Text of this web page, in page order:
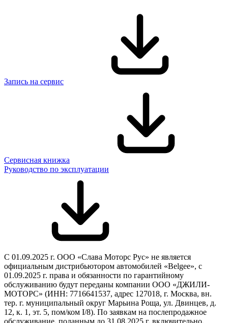
Запись на сервис
Сервисная книжка
Руководство по эксплуатации
С 01.09.2025 г. ООО «Слава Моторс Рус» не является
официальным дистрибьютором автомобилей «Belgee», с
01.09.2025 г. права и обязанности по гарантийному
обслуживанию будут переданы компании ООО «ДЖИЛИ-
МОТОРС» (ИНН: 7716641537, адрес 127018, г. Москва, вн.
тер. г. муниципальный округ Марьина Роща, ул. Двинцев, д.
12, к. 1, эт. 5, пом/ком I/8). По заявкам на послепродажное